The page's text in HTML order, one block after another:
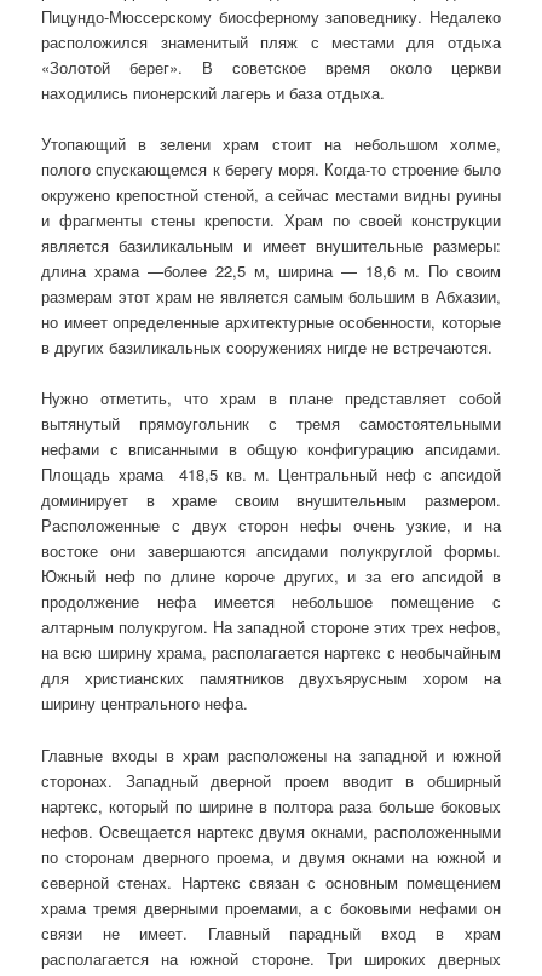
Пицундо-Мюссерскому биосферному заповеднику. Недалеко
расположился знаменитый пляж с местами для отдыха
«Золотой берег». В советское время около церкви
находились пионерский лагерь и база отдыха.
Утопающий в зелени храм стоит на небольшом холме,
полого спускающемся к берегу моря. Когда-то строение было
окружено крепостной стеной, а сейчас местами видны руины
и фрагменты стены крепости. Храм по своей конструкции
является базиликальным и имеет внушительные размеры:
длина храма —более 22,5 м, ширина — 18,6 м. По своим
размерам этот храм не является самым большим в Абхазии,
но имеет определенные архитектурные особенности, которые
в других базиликальных сооружениях нигде не встречаются.
Нужно отметить, что храм в плане представляет собой
вытянутый прямоугольник с тремя самостоятельными
нефами с вписанными в общую конфигурацию апсидами.
Площадь храма
418,5 кв. м. Центральный неф с апсидой
доминирует в храме своим внушительным размером.
Расположенные с двух сторон нефы очень узкие, и на
востоке они завершаются апсидами полукруглой формы.
Южный неф по длине короче других, и за его апсидой в
продолжение нефа имеется небольшое помещение с
алтарным полукругом. На западной стороне этих трех нефов,
на всю ширину храма, располагается нартекс с необычайным
для христианских памятников двухъярусным хором на
ширину центрального нефа.
Главные входы в храм расположены на западной и южной
сторонах. Западный дверной проем вводит в обширный
нартекс, который по ширине в полтора раза больше боковых
нефов. Освещается нартекс двумя окнами, расположенными
по сторонам дверного проема, и двумя окнами на южной и
северной стенах. Нартекс связан с основным помещением
храма тремя дверными проемами, а с боковыми нефами он
связи не имеет. Главный парадный вход в храм
располагается на южной стороне. Три широких дверных